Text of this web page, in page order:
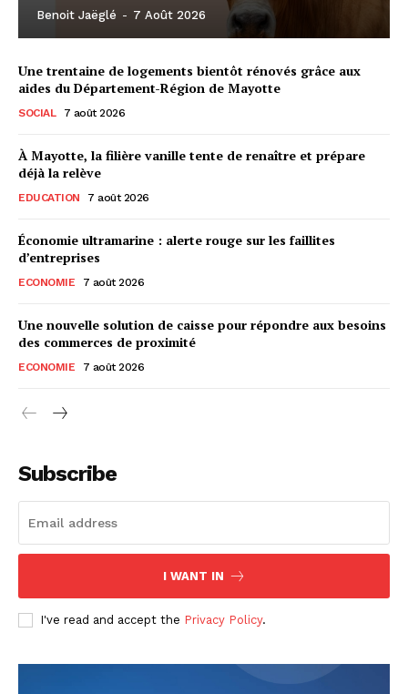
Benoit Jaëglé - 7 Août 2026
Une trentaine de logements bientôt rénovés grâce aux
aides du Département-Région de Mayotte
SOCIAL 7 août 2026
À Mayotte, la filière vanille tente de renaître et prépare
déjà la relève
EDUCATION 7 août 2026
Économie ultramarine : alerte rouge sur les faillites
d’entreprises
ECONOMIE 7 août 2026
Une nouvelle solution de caisse pour répondre aux besoins
des commerces de proximité
ECONOMIE 7 août 2026
Subscribe
I WANT IN
I've read and accept the Privacy Policy.